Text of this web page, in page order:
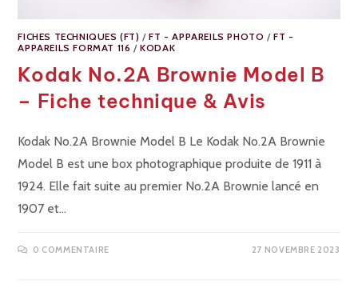
FICHES TECHNIQUES (FT) /FT - APPAREILS PHOTO /FT -
APPAREILS FORMAT 116 /KODAK
Kodak No.2A Brownie Model B
– Fiche technique & Avis
Kodak No.2A Brownie Model B Le Kodak No.2A Brownie
Model B est une box photographique produite de 1911 à
1924. Elle fait suite au premier No.2A Brownie lancé en
1907 et…
0 COMMENTAIRE 27 NOVEMBRE 2023